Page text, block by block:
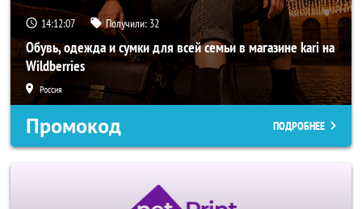
14:12:05 Получили: 32
Обувь, одежда и сумки для всей семьи в магазине kari на
Wildberries
Россия
Промокод ПОДРОБНЕЕ